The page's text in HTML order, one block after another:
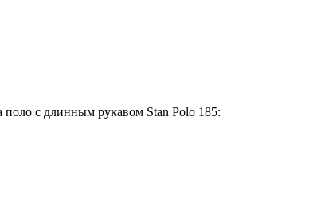
с длинным рукавом Stan Polo 185: